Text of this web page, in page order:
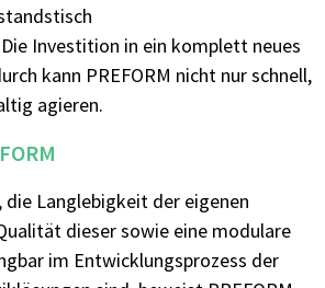
Investition in ein komplett neues
kann PREFORM nicht nur schnell,
agieren.
Langlebigkeit der eigenen
dieser sowie eine modulare
im Entwicklungsprozess der